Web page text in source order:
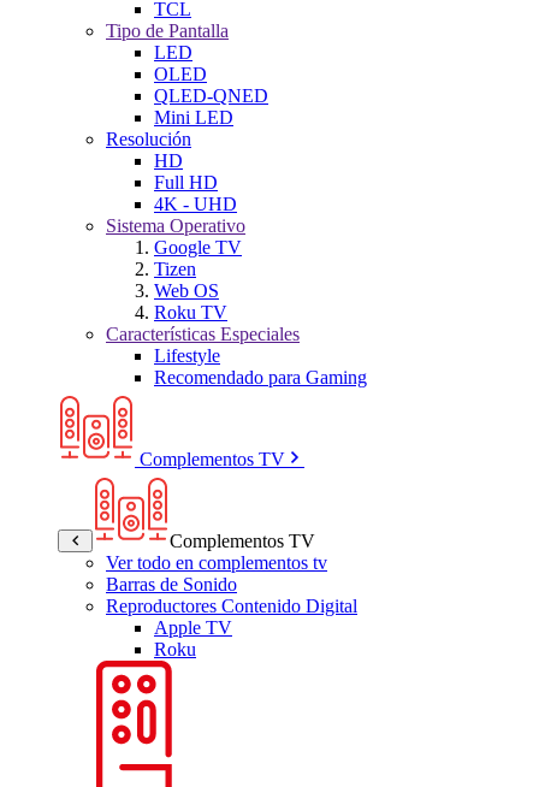
TCL
Tipo de Pantalla
LED
OLED
QLED-QNED
Mini LED
Resolución
HD
Full HD
4K - UHD
Sistema Operativo
Google TV
Tizen
Web OS
Roku TV
Características Especiales
Lifestyle
Recomendado para Gaming
Complementos TV
Complementos TV
Ver todo en complementos tv
Barras de Sonido
Reproductores Contenido Digital
Apple TV
Roku